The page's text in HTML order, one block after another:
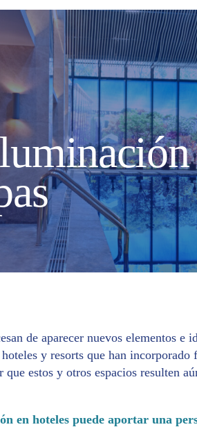
de aparecer nuevos elementos e
y resorts que han incorporado
estos y otros espacios resulten
en hoteles puede aportar una